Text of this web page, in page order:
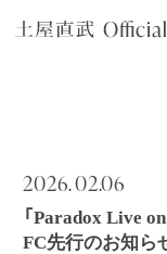
2026.02.06
「Paradox Live
FC先行のお知ら